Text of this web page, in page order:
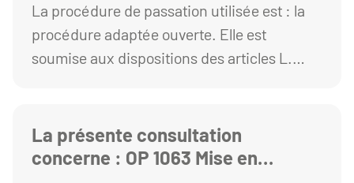
La procédure de passation utilisée est : la
procédure adaptée ouverte. Elle est
soumise aux dispositions des articles L.
La présente consultation
concerne : OP 1063 Mise en